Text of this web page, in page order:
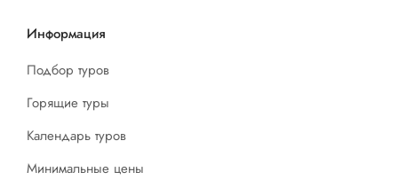
Информация
Подбор туров
Горящие туры
Календарь туров
Минимальные цены